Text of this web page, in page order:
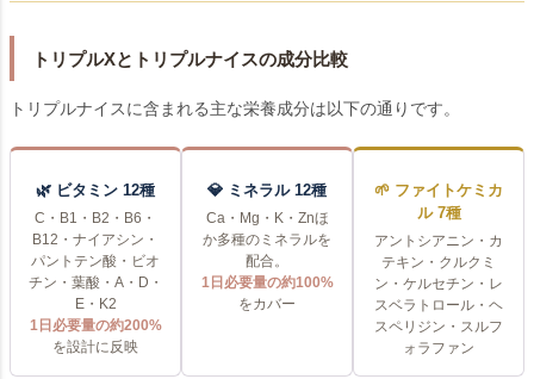
トリプルXとトリプルナイスの成分比較
トリプルナイスに含まれる主な栄養成分は以下の通りです。
🌿 ビタミン 12種
C・B1・B2・B6・
B12・ナイアシン・
パントテン酸・ビオ
チン・葉酸・A・D・
E・K2
1日必要量の約200%
を設計に反映
💎 ミネラル 12種
Ca・Mg・K・Znほ
か多種のミネラルを
配合。
1日必要量の約100%
をカバー
🌱 ファイトケミカ
ル 7種
アントシアニン・カ
テキン・クルクミ
ン・ケルセチン・レ
スベラトロール・ヘ
スペリジン・スルフ
ォラファン